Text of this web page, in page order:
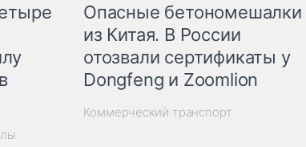
Опасные бетономешалки
из Китая. В России
отозвали сертификаты у
Dongfeng и Zoomlion
Коммерческий транспорт